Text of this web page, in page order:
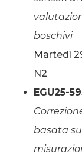
boschivi
Martedì
N2
EGU25-
basata